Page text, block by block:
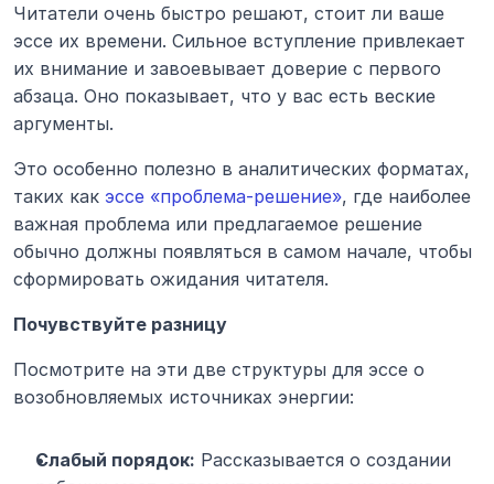
Читатели очень быстро решают, стоит ли ваше
эссе их времени. Сильное вступление привлекает
их внимание и завоевывает доверие с первого
абзаца. Оно показывает, что у вас есть веские
аргументы.
Это особенно полезно в аналитических форматах,
таких как эссе «проблема-решение», где наиболее
важная проблема или предлагаемое решение
обычно должны появляться в самом начале, чтобы
сформировать ожидания читателя.
Почувствуйте разницу
Посмотрите на эти две структуры для эссе о
возобновляемых источниках энергии:
Слабый порядок: Рассказывается о создании